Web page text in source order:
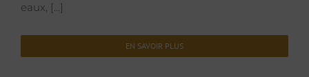
eaux, [...]
EN SAVOIR PLUS